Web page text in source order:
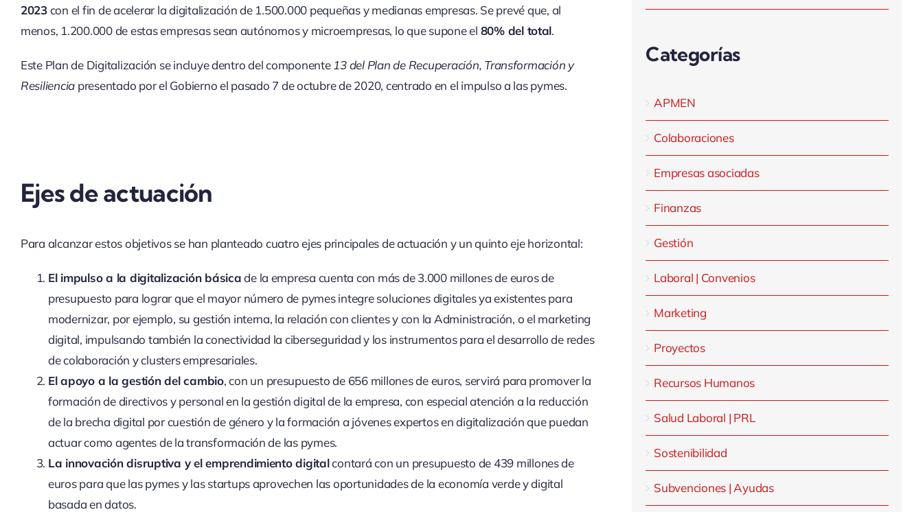
2023con el fin de acelerar la digitalización de 1.500.000 pequeñas y medianas empresas. Se prevé que, al
menos, 1.200.000 de estas empresas sean autónomos y microempresas, lo que supone el 80% del total.
Este Plan de Digitalización se incluye dentro del componente 13 del Plan de Recuperación, Transformación y
Resiliencia presentado por el Gobierno el pasado 7 de octubre de 2020, centrado en el impulso a las pymes.
Ejes de actuación
Para alcanzar estos objetivos se han planteado cuatro ejes principales de actuación y un quinto eje horizontal:
El impulso a la digitalización básicade la empresa cuenta con más de 3.000 millones de euros de
presupuesto para lograr que el mayor número de pymes integre soluciones digitales ya existentes para
modernizar, por ejemplo, su gestión interna, la relación con clientes y con la Administración, o el marketing
digital, impulsando también la conectividad la ciberseguridad y los instrumentos para el desarrollo de redes
de colaboración y clusters empresariales.
El apoyo a la gestión del cambio, con un presupuesto de 656 millones de euros, servirá para promover la
formación de directivos y personal en la gestión digital de la empresa, con especial atención a la reducción
de la brecha digital por cuestión de género y la formación a jóvenes expertos en digitalización que puedan
actuar como agentes de la transformación de las pymes.
La innovación disruptiva y el emprendimiento digitalcontará con un presupuesto de 439 millones de
euros para que las pymes y las startups aprovechen las oportunidades de la economía verde y digital
basada en datos.
Categorías
APMEN
Colaboraciones
Empresas asociadas
Finanzas
Gestión
Laboral | Convenios
Marketing
Proyectos
Recursos Humanos
Salud Laboral | PRL
Sostenibilidad
Subvenciones | Ayudas